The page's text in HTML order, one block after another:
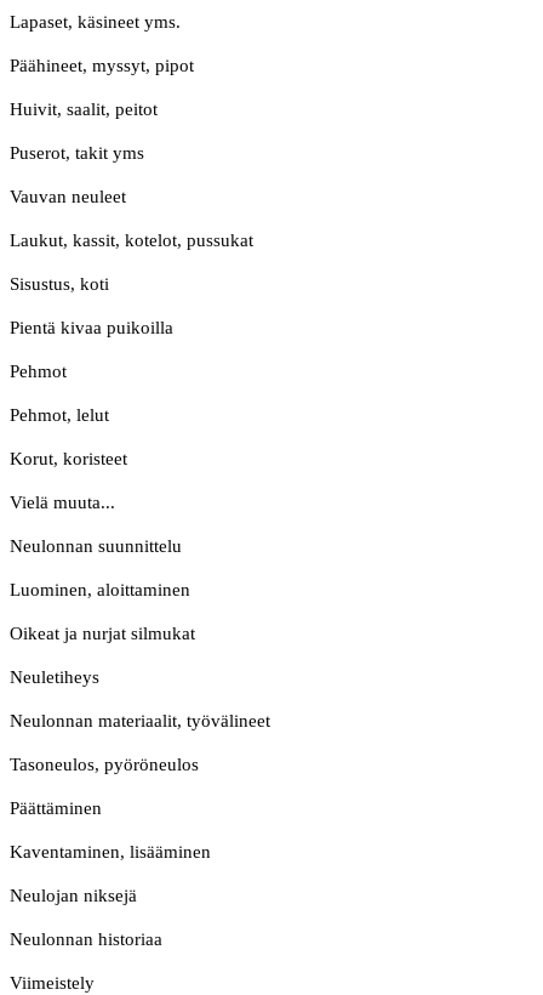
Lapaset, käsineet yms.
Päähineet, myssyt, pipot
Huivit, saalit, peitot
Puserot, takit yms
Vauvan neuleet
Laukut, kassit, kotelot, pussukat
Sisustus, koti
Pientä kivaa puikoilla
Pehmot
Pehmot, lelut
Korut, koristeet
Vielä muuta...
Neulonnan suunnittelu
Luominen, aloittaminen
Oikeat ja nurjat silmukat
Neuletiheys
Neulonnan materiaalit, työvälineet
Tasoneulos, pyöröneulos
Päättäminen
Kaventaminen, lisääminen
Neulojan niksejä
Neulonnan historiaa
Viimeistely